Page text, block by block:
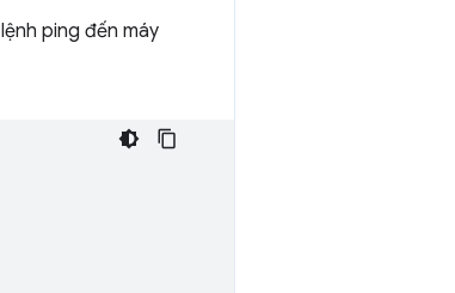
ping đến máy